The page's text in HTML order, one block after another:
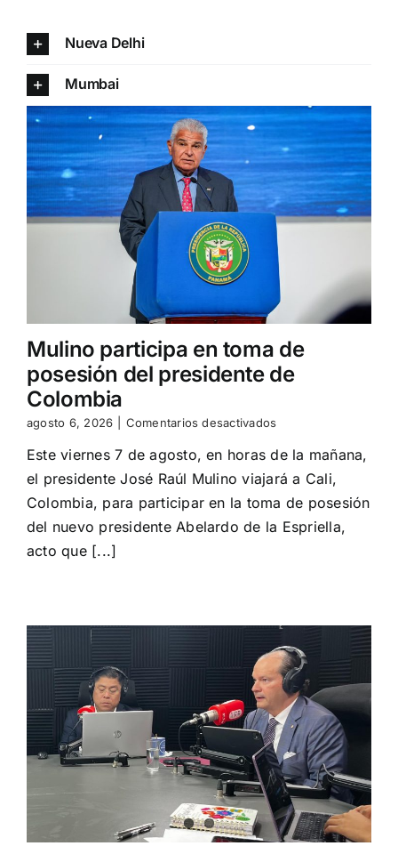
Nueva Delhi
Mumbai
Mulino participa en toma de
posesión del presidente de
Colombia
agosto 6, 2026 Comentarios desactivadosen
participa
en
toma
de
posesión
Este viernes 7 de agosto, en horas de la mañana,
el presidente José Raúl Mulino viajará a Cali,
Colombia, para participar en la toma de posesión
del nuevo presidente Abelardo de la Espriella,
acto que [...]